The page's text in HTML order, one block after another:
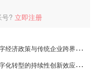
? 立即注册
政策工具机制、知识溢出检验、创新数量与质量、产品市场竞争）
变量法、倾向得分匹配、处理效应、更换识别模型、创新知识协同